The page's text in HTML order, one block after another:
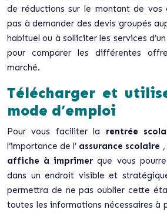
de réductions sur le montant de vos
pas à demander des devis groupés
habituel ou à solliciter les services
pour comparer les différentes
marché.
Télécharger et
mode d’emploi
Pour vous faciliter la rentrée
l’importance de l’ assurance scolaire
affiche à imprimerque vous
dans un endroit visible et
permettra de ne pas oublier cette
toutes les informations nécessaires à